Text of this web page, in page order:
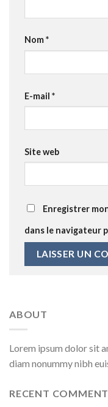
Nom*
E-mail *
Site web
Enregistrer
dans le navigateur
ABOUT
Lorem ipsum dolor sit
diam nonummy nibh
RECENT